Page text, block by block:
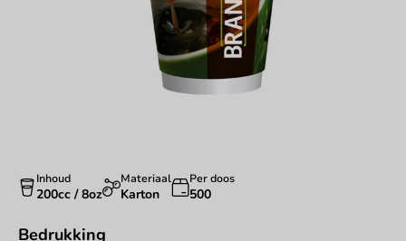
Inhoud
200cc / 8oz
Materiaal
Karton
Per doos
500
Bedrukking